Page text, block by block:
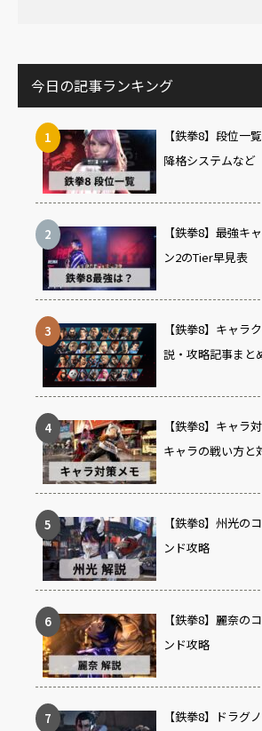
今日の記事ランキング
【鉄拳8】段位一
降格システムなど
【鉄拳8】最強キ
ン2のTier早見表
【鉄拳8】キャラ
説・攻略記事まと
【鉄拳8】キャラ
キャラの戦い方と
【鉄拳8】州光の
ンド攻略
【鉄拳8】麗奈の
ンド攻略
【鉄拳8】ドラグ